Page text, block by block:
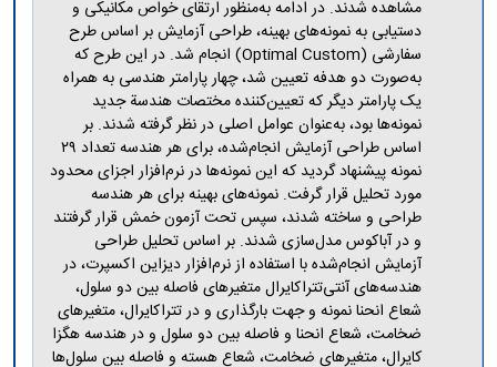
مشاهده شدند. در ادامه به‌منظور ارتقای خواص مکانیکی و
دستیابی به نمونه‌های بهینه، طراحی آزمایش بر اساس طرح
سفارشی (Optimal Custom) انجام شد. در این طرح که
به‌صورت دو هدفه تعیین شد، چهار پارامتر هندسی به همراه
یک پارامتر دیگر که تعیین‌کننده مختصات هندسة جدید
نمونه‌ها بود، به‌عنوان عوامل اصلی در نظر گرفته شدند. بر
اساس طراحی آزمایش انجام‌شده، برای هر هندسه تعداد ۲۹
نمونه پیشنهاد گردید که این نمونه‌ها در نرم‌افزار اجزای محدود
مورد تحلیل قرار گرفت. نمونه‌های بهینه برای هر هندسه
طراحی و ساخته شدند، سپس تحت آزمون خمش قرار گرفتند
و در آباکوس مدل‌سازی شدند. بر اساس تحلیل طراحی
آزمایش انجام‌شده با استفاده از نرم‌افزار دیزاین اکسپرت، در
هندسه‌های آنتی‌تتراکایرال متغیرهای فاصله بین دو سلول،
شعاع انحنا نمونه و جهت بارگذاری و در تتراکایرال، متغیرهای
ضخامت، شعاع انحنا و فاصله بین دو سلول و در هندسه هگزا
کایرال، متغیرهای ضخامت، شعاع هسته و فاصله بین سلول‌ها